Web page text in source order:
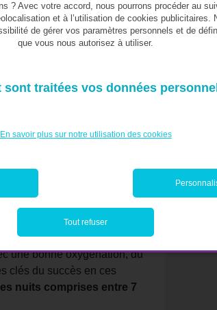
les pièces communes
regardent la télé.
souvenez plutôt bien du
pas trop vite victoire. Ne
la révision de
vous êtes vraiment
que vous n’êtes plus
pour tenir la distance.
un coup de fouet au
coup peu après.
permettent
riches en oméga 3 sont
C pour un bon coup de
une bonne oxygénation, du
clés du succès en ces
nuits comprises entre 7
? Avec votre accord, nous pourrons procéder au
et à l’utilisation de cookies publicitaires.
de gérer vos paramètres personnels et de
que vous nous autorisez à utiliser.
sont traitées vos données
En savoir plus sur notre utilisation des cookies
Tout refuser